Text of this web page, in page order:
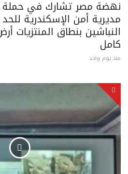
نهضة مصر تشارك في حملة
مديرية أمن الإسكندرية
النباشين بنطاق المنتزيات
كامل
منذ يوم واحد